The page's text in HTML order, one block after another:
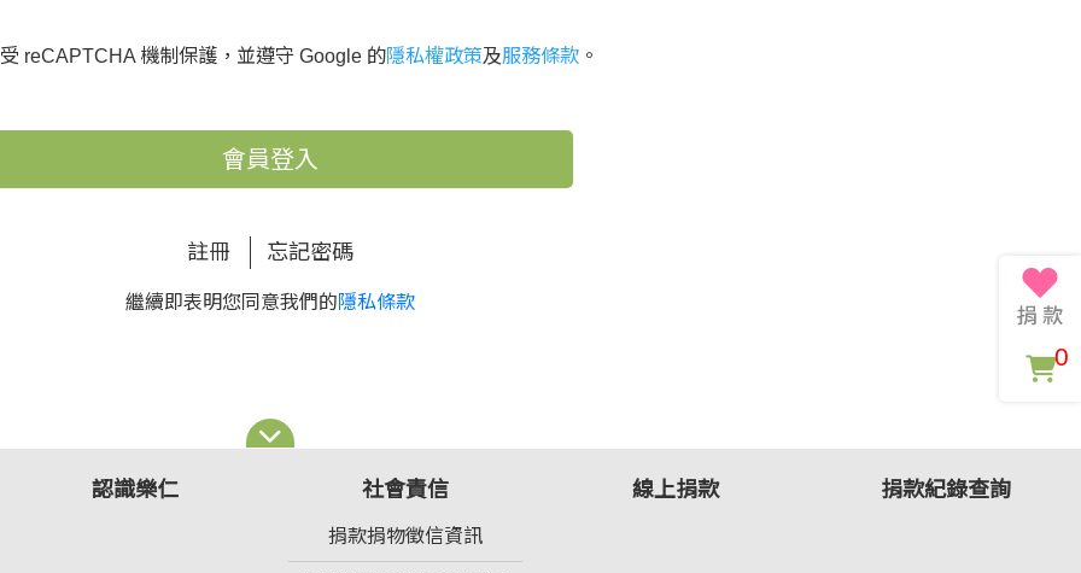
reCAPTCHA 機制保護，並遵守 Google 的隱私權政策及服務條款 。
會員登入
註冊 忘記密碼
繼續即表明您同意我們的隱私條款
認識樂仁 社會責信
捐款捐物徵信資訊
線上捐款 捐款紀錄查詢
0